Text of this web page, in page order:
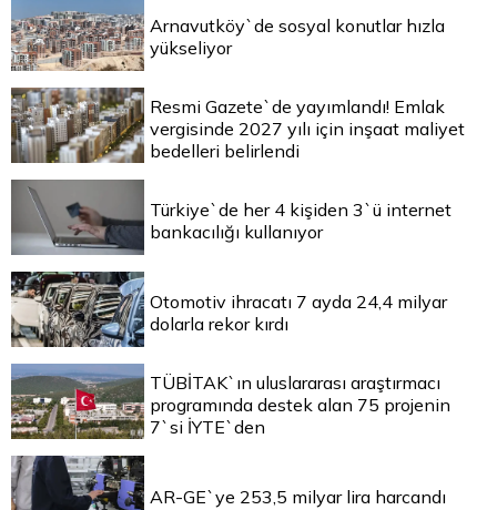
Arnavutköy`de sosyal konutlar hızla
yükseliyor
Resmi Gazete`de yayımlandı! Emlak
vergisinde 2027 yılı için inşaat maliyet
bedelleri belirlendi
Türkiye`de her 4 kişiden 3`ü internet
bankacılığı kullanıyor
Otomotiv ihracatı 7 ayda 24,4 milyar
dolarla rekor kırdı
TÜBİTAK`ın uluslararası araştırmacı
programında destek alan 75 projenin
7`si İYTE`den
AR-GE`ye 253,5 milyar lira harcandı